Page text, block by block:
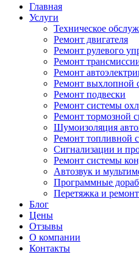
Главная
Услуги
Техническое
Ремонт двигателя
Ремонт рулевого
Ремонт
Ремонт
Ремонт выхлопной
Ремонт подвески
Ремонт системы
Ремонт тормозной
Шумоизоляция
Ремонт топливной
Сигнализации и
Ремонт системы
Автозвук и
Программные
Перетяжка и
Блог
Цены
Отзывы
О компании
Контакты